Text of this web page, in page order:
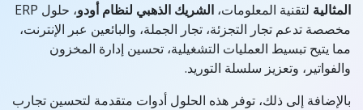
المثالية لتقنية المعلومات، الشريك الذهبي لنظام أودو
، حلول ERP
مخصصة تدعم تجار التجزئة، تجار الجملة، والبائعين عبر الإنترنت،
مما يتيح تبسيط العمليات التشغيلية، تحسين إدارة المخزون
والفواتير، وتعزيز سلسلة التوريد.
بالإضافة إلى ذلك، توفر هذه الحلول أدوات متقدمة لتحسين تجارب